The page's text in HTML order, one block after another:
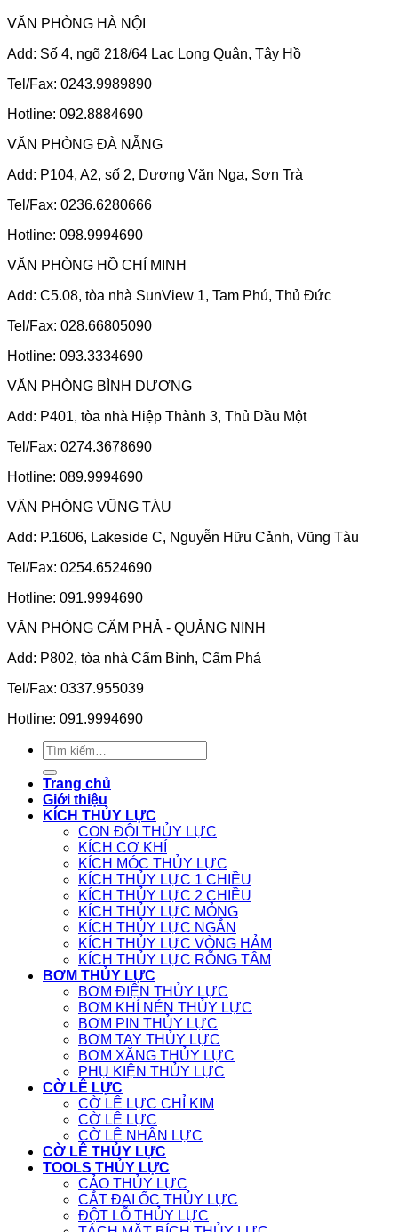
VĂN PHÒNG HÀ NỘI
Add: Số 4, ngõ 218/64 Lạc Long Quân, Tây Hồ
Tel/Fax: 0243.9989890
Hotline: 092.8884690
VĂN PHÒNG ĐÀ NẴNG
Add: P104, A2, số 2, Dương Văn Nga, Sơn Trà
Tel/Fax: 0236.6280666
Hotline: 098.9994690
VĂN PHÒNG HỒ CHÍ MINH
Add: C5.08, tòa nhà SunView 1, Tam Phú, Thủ Đức
Tel/Fax: 028.66805090
Hotline: 093.3334690
VĂN PHÒNG BÌNH DƯƠNG
Add: P401, tòa nhà Hiệp Thành 3, Thủ Dầu Một
Tel/Fax: 0274.3678690
Hotline: 089.9994690
VĂN PHÒNG VŨNG TÀU
Add: P.1606, Lakeside C, Nguyễn Hữu Cảnh, Vũng Tàu
Tel/Fax: 0254.6524690
Hotline: 091.9994690
VĂN PHÒNG CẨM PHẢ - QUẢNG NINH
Add: P802, tòa nhà Cẩm Bình, Cẩm Phả
Tel/Fax: 0337.955039
Hotline: 091.9994690
Tìm
kiếm:
Trang chủ
Giới thiệu
KÍCH THỦY LỰC
CON ĐỘI THỦY LỰC
KÍCH CƠ KHÍ
KÍCH MÓC THỦY LỰC
KÍCH THỦY LỰC 1 CHIỀU
KÍCH THỦY LỰC 2 CHIỀU
KÍCH THỦY LỰC MỎNG
KÍCH THỦY LỰC NGẮN
KÍCH THỦY LỰC VÒNG HẢM
KÍCH THỦY LỰC RỖNG TÂM
BƠM THỦY LỰC
BƠM ĐIỆN THỦY LỰC
BƠM KHÍ NÉN THỦY LỰC
BƠM PIN THỦY LỰC
BƠM TAY THỦY LỰC
BƠM XĂNG THỦY LỰC
PHỤ KIỆN THỦY LỰC
CỜ LÊ LỰC
CỜ LÊ LỰC CHỈ KIM
CỜ LÊ LỰC
CỜ LÊ NHÂN LỰC
CỜ LÊ THỦY LỰC
TOOLS THỦY LỰC
CẢO THỦY LỰC
CẮT ĐAI ỐC THỦY LỰC
ĐỘT LỖ THỦY LỰC